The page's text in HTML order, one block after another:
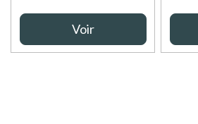
Voir